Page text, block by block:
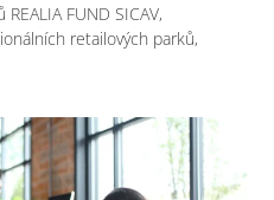
FUND SICAV,
retailových parků,